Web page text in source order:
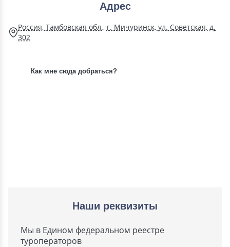
Адрес
Россия, Тамбовская обл., г. Мичуринск, ул. Советская, д.
302
Как мне сюда добраться?
Наши реквизиты
Мы в Едином федеральном реестре
туроператоров